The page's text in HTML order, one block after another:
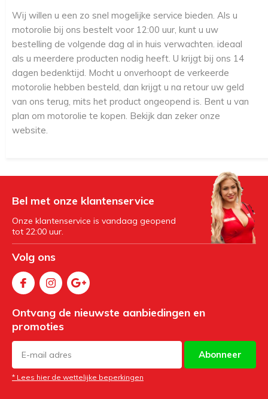
Wij willen u een zo snel mogelijke service bieden. Als u
motorolie bij ons bestelt voor 12:00 uur, kunt u uw
bestelling de volgende dag al in huis verwachten. ideaal
als u meerdere producten nodig heeft. U krijgt bij ons 14
dagen bedenktijd. Mocht u onverhoopt de verkeerde
motorolie hebben besteld, dan krijgt u na retour uw geld
van ons terug, mits het product ongeopend is. Bent u van
plan om motorolie te kopen. Bekijk dan zeker onze
website.
Bel met onze klantenservice
Onze klantenservice is vandaag geopend
tot 22:00 uur.
Volg ons
Ontvang de nieuwste aanbiedingen en
promoties
Abonneer
* Lees hier de wettelijke beperkingen